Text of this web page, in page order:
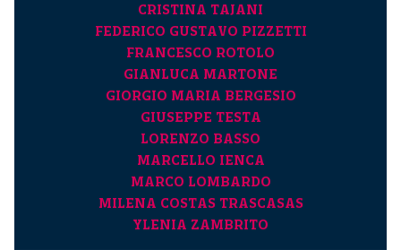
CRISTINA TAJANI
FEDERICO GUSTAVO PIZZETTI
FRANCESCO ROTOLO
GIANLUCA MARTONE
GIORGIO MARIA BERGESIO
GIUSEPPE TESTA
LORENZO BASSO
MARCELLO IENCA
MARCO LOMBARDO
MILENA COSTAS TRASCASAS
YLENIA ZAMBRITO